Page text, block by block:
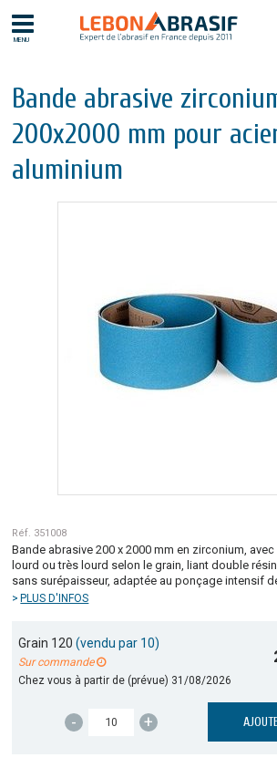
MENU
Bande abrasive
200x2000 mm pour
aluminium
Réf. 351008
Bande abrasive 200 x 2000 mm en zirconium,
lourd ou très lourd selon le grain, liant double
sans surépaisseur, adaptée au ponçage intensif
PLUS D'INFOS
Grain 120(vendu par 10)
Sur commande
Chez vous à partir de (prévue) 31/08/2026
- +